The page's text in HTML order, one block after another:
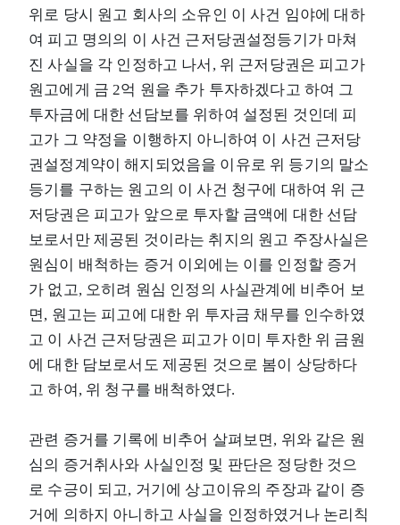
위로 당시 원고 회사의 소유인 이 사건 임야에 대하
여 피고 명의의 이 사건 근저당권설정등기가 마쳐
진 사실을 각 인정하고 나서, 위 근저당권은 피고가
원고에게 금 2억 원을 추가 투자하겠다고 하여 그
투자금에 대한 선담보를 위하여 설정된 것인데 피
고가 그 약정을 이행하지 아니하여 이 사건 근저당
권설정계약이 해지되었음을 이유로 위 등기의 말소
등기를 구하는 원고의 이 사건 청구에 대하여 위 근
저당권은 피고가 앞으로 투자할 금액에 대한 선담
보로서만 제공된 것이라는 취지의 원고 주장사실은
원심이 배척하는 증거 이외에는 이를 인정할 증거
가 없고, 오히려 원심 인정의 사실관계에 비추어 보
면, 원고는 피고에 대한 위 투자금 채무를 인수하였
고 이 사건 근저당권은 피고가 이미 투자한 위 금원
에 대한 담보로서도 제공된 것으로 봄이 상당하다
고 하여, 위 청구를 배척하였다.
관련 증거를 기록에 비추어 살펴보면, 위와 같은 원
심의 증거취사와 사실인정 및 판단은 정당한 것으
로 수긍이 되고, 거기에 상고이유의 주장과 같이 증
거에 의하지 아니하고 사실을 인정하였거나 논리칙